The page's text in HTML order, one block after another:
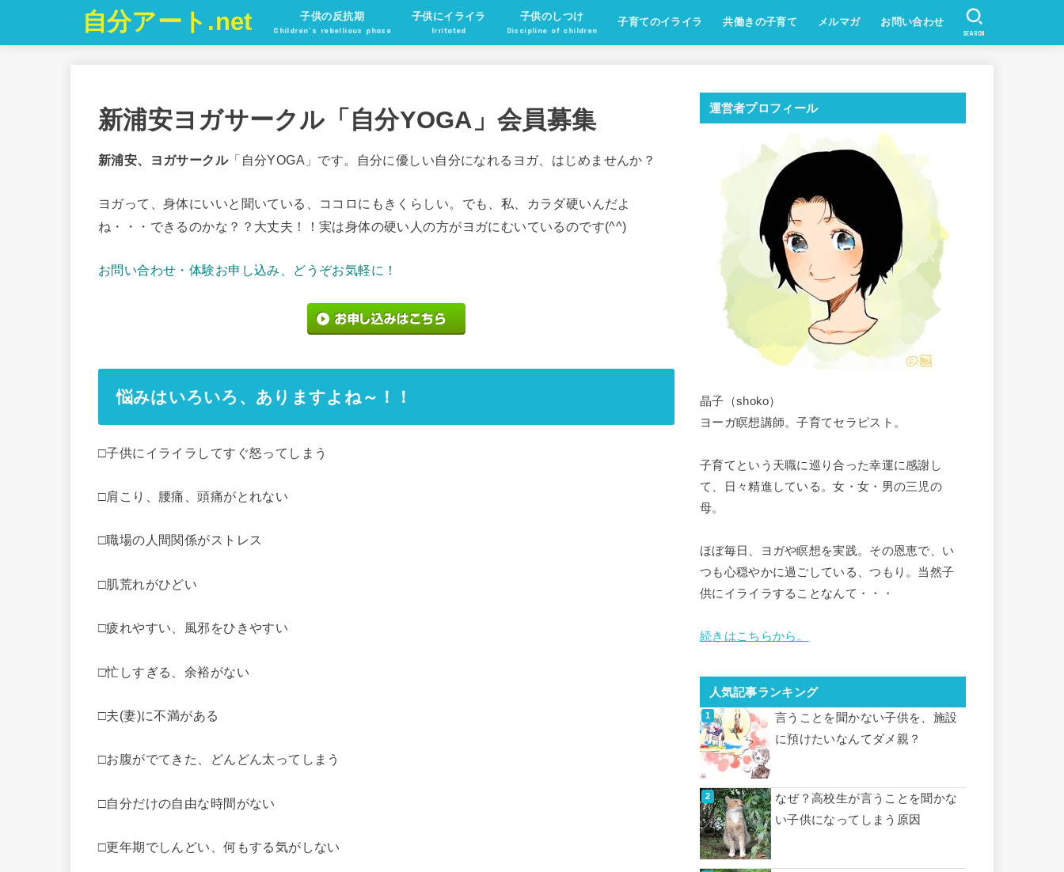
自分アート.net 子供の反抗期
Children’s rebellious phase
子供にイライラ
Irritated
子供のしつけ
Discipline of children
子育てのイライラ 共働きの子育て メルマガ お問い合わせ
SEARCH
新浦安ヨガサークル「自分YOGA」会員募集
新浦安、 ヨガサークル「自分YOGA」です。自分に優しい自分になれるヨガ、はじめませんか？
ヨガって、身体にいいと聞いている、ココロにもきくらしい。でも、私、カラダ硬いんだよ
ね・・・できるのかな？？大丈夫！！実は身体の硬い人の方がヨガにむいているのです(^^)
お問い合わせ・体験お申し込み、どうぞお気軽に！
悩みはいろいろ、ありますよね～！！
□子供にイライラしてすぐ怒ってしまう
□肩こり、腰痛、頭痛がとれない
□職場の人間関係がストレス
□肌荒れがひどい
□疲れやすい、風邪をひきやすい
□忙しすぎる、余裕がない
□夫(妻)に不満がある
□お腹がでてきた、どんどん太ってしまう
□自分だけの自由な時間がない
□更年期でしんどい、何もする気がしない
運営者プロフィール
晶子（shoko）
ヨーガ瞑想講師。子育てセラピスト。
子育てという天職に巡り合った幸運に感謝し
て、日々精進している。女・女・男の三児の
母。
ほぼ毎日、ヨガや瞑想を実践。その恩恵で、い
つも心穏やかに過ごしている、つもり。当然子
供にイライラすることなんて・・・
続きはこちらから。
人気記事ランキング
言うことを聞かない子供を、施設
に預けたいなんてダメ親？
なぜ？高校生が言うことを聞かな
い子供になってしまう原因